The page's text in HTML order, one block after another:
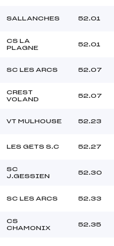
SALLANCHES 52.01
CS LA
PLAGNE
52.01
SC LES ARCS 52.07
CREST
VOLAND
52.07
VT MULHOUSE 52.23
LES GETS S.C 52.27
SC
J.GESSIEN
52.30
SC LES ARCS 52.33
CS
CHAMONIX
52.35